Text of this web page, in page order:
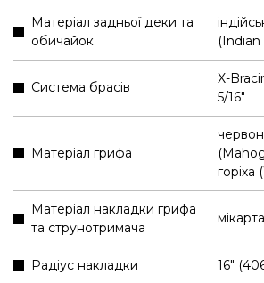
Матеріал задньої деки та
обичайок
Система брасів
X-
5/16"
Матеріал грифа
горіха
Матеріал накладки грифа
та струнотримача
Радіус накладки 16"